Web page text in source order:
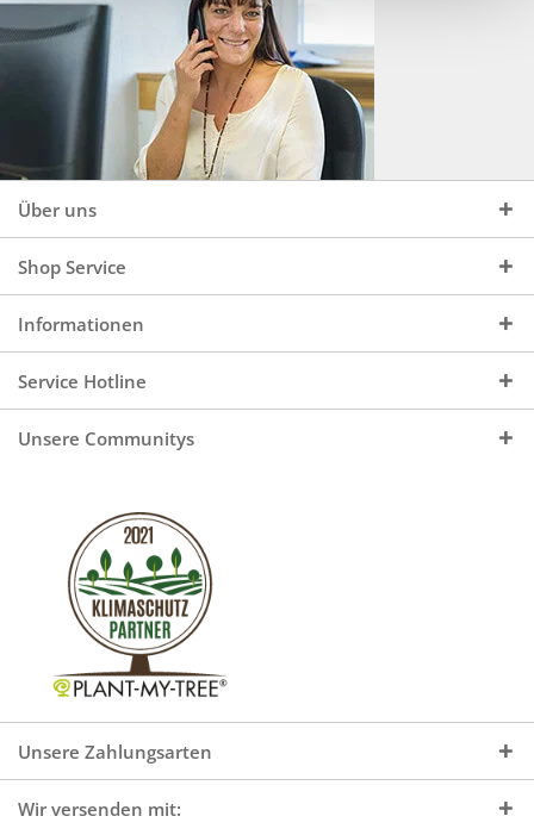
Über uns
Shop Service
Informationen
Service Hotline
Unsere Communitys
Unsere Zahlungsarten
Wir versenden mit: